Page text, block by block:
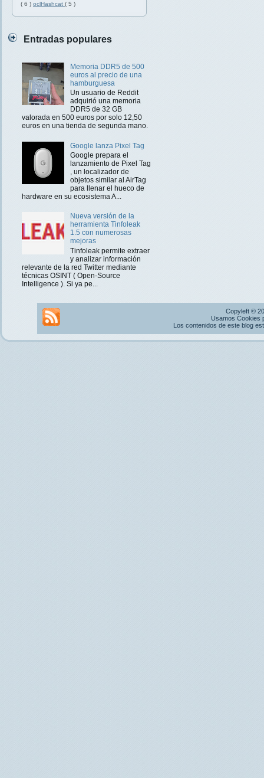
( 6 ) oclHashcat ( 5 )
Entradas populares
Memoria DDR5 de 500
euros al precio de una
hamburguesa
Un usuario de Reddit
adquirió una memoria
DDR5 de 32 GB
valorada en 500 euros por solo 12,50
euros en una tienda de segunda mano.
Google lanza Pixel Tag
Google prepara el
lanzamiento de Pixel Tag
, un localizador de
objetos similar al AirTag
para llenar el hueco de
hardware en su ecosistema A...
Nueva versión de la
herramienta Tinfoleak
1.5 con numerosas
mejoras
Tinfoleak permite extraer
y analizar información
relevante de la red Twitter mediante
técnicas OSINT ( Open-Source
Intelligence ). Si ya pe...
Copyleft ©
Usamos Cookies
Los contenidos de este blog